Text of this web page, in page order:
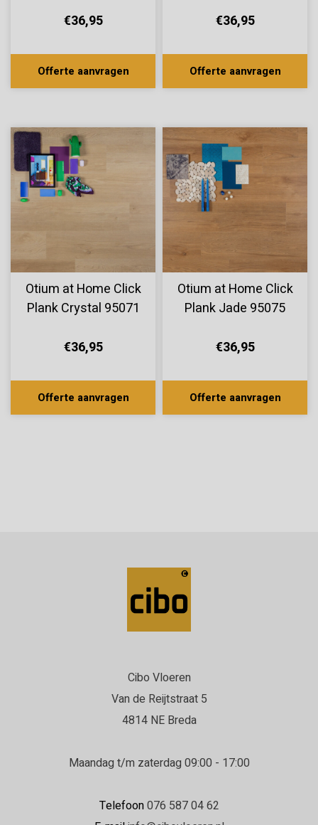
€36,95
Offerte aanvragen
€36,95
Offerte aanvragen
Otium at Home Click
Plank Crystal 95071
€36,95
Offerte aanvragen
Otium at Home Click
Plank Jade 95075
€36,95
Offerte aanvragen
Cibo Vloeren
Van de Reijtstraat 5
4814 NE Breda
Maandag t/m zaterdag 09:00 - 17:00
Telefoon076 587 04 62